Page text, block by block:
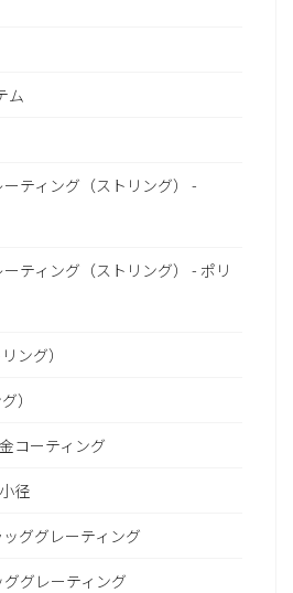
ム
ティング（ストリング） -
ティング（ストリング） - ポリ
ング）
）
コーティング
径
ググレーティング
グレーティング